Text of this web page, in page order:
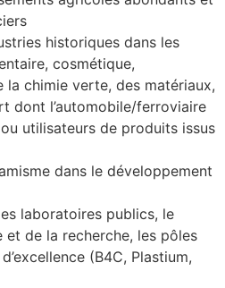
historiques dans les
cosmétique,
la chimie verte, des matériaux,
dont l’automobile/ferroviaire
utilisateurs de produits issus
dans le développement
laboratoires publics, le
et de la recherche, les pôles
(B4C, Plastium,